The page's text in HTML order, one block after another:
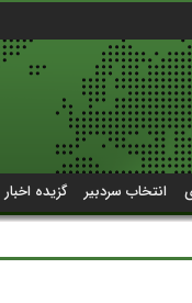
انتخاب سردبیر گزیده اخبار